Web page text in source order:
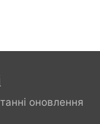
оновлення